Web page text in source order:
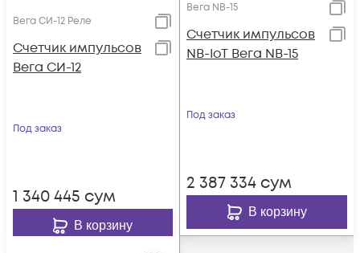
Вега СИ-12 Реле
Счетчик импульсов
Вега СИ-12
Под заказ
1 340 445 сум
В корзину
Вега NB-15
Счетчик импульсов
NB-IoT Вега NB-15
Под заказ
2 387 334 сум
В корзину